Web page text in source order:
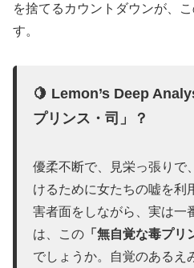
を捨てるカウントダウンが、
す。
🍋 Lemon’s Deep
プリンス・司」？
優柔不断で、見栄っ張りで
けるために女たちの嘘を利
害者面をしながら、実は一
は、この 「無自覚な毒プリ
でしょうか。自覚のあるえ